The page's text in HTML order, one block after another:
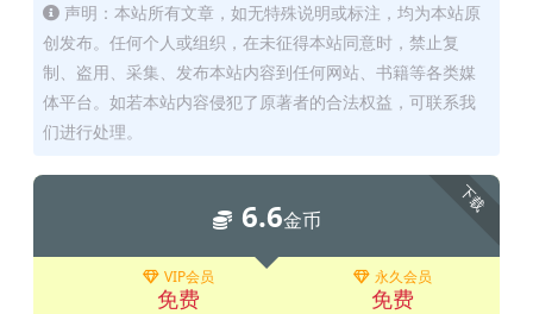
声明：本站所有文章，如无特殊说明或标注，均为本站原
创发布。任何个人或组织，在未征得本站同意时，禁止复
制、盗用、采集、发布本站内容到任何网站、书籍等各类媒
体平台。如若本站内容侵犯了原著者的合法权益，可联系我
们进行处理。
下载
6.6金币
VIP会员
免费
永久会员
免费